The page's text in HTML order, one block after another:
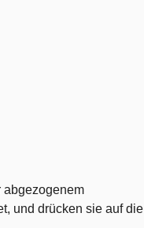
abgezogenem
und drücken sie auf die